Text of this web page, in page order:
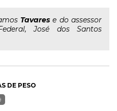
Tavarese do assessor
José dos Santos
DE PESO